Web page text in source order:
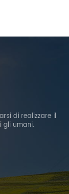
di realizzare il
gli umani.